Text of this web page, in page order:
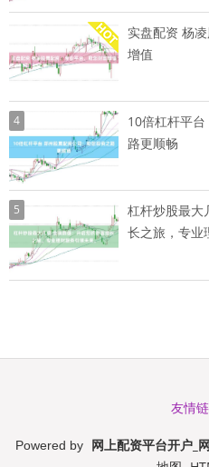
实盘配资 杨
增值
4
10倍杠杆平
路更顺畅
5
杠杆炒股最大
长之旅，专业
友情链
Powered by 网上配资平台开户_